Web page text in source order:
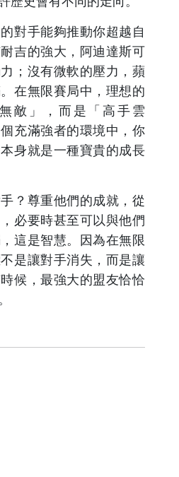
對手能夠推動你超越自
吉的強大，阿迪達斯可
；沒有微軟的壓力，蘋
在無限賽局中，理想的
敵」，而是「高手雲
充滿強者的環境中，你
身就是一種寶貴的成長
？尊重他們的成就，從
必要時甚至可以與他們
這是智慧。因為在無限
是讓對手消失，而是讓
候，最強大的盟友恰恰